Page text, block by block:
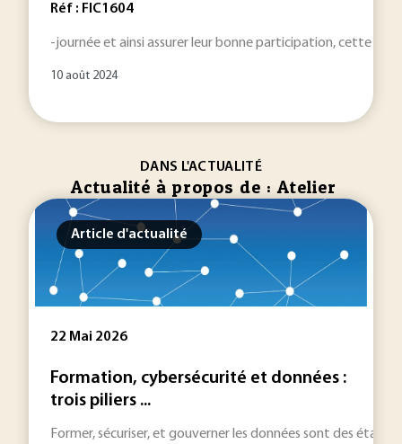
Réf : FIC1604
-journée et ainsi assurer leur bonne participation, cette
10 août 2024
DANS L'ACTUALITÉ
Actualité à propos de : Atelier
Article d'actualité
22 Mai 2026
Formation, cybersécurité et données :
trois piliers ...
Former, sécuriser, et gouverner les données sont des